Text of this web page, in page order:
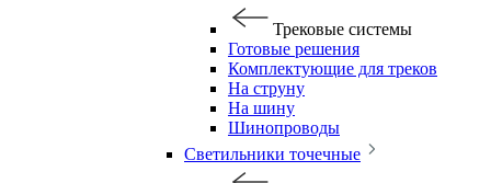
Трековые системы
Готовые решения
Комплектующие для треков
На струну
На шину
Шинопроводы
Светильники точечные